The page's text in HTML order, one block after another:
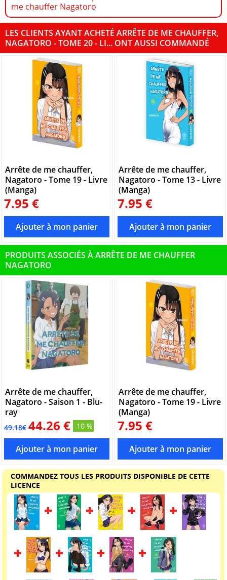
me chauffer Nagatoro
LES CLIENTS AYANT ACHETÉ ARRÊTE DE ME CHAUFFER,
NAGATORO - TOME 20 - LI... ONT AUSSI COMMANDÉ
Arrête de me chauffer,
Nagatoro - Tome 19 - Livre
(Manga)
7.95 €
Arrête de me chauffer,
Nagatoro - Tome 13 - Livre
(Manga)
7.95 €
PRODUITS ASSOCIÉS À ARRÊTE DE ME CHAUFFER
NAGATORO
Arrête de me chauffer,
Nagatoro - Saison 1 - Blu-
ray
49.18€ 44.26 € -10 %
Arrête de me chauffer,
Nagatoro - Tome 19 - Livre
(Manga)
7.95 €
COMMANDEZ TOUS LES PRODUITS DISPONIBLE DE CETTE
LICENCE